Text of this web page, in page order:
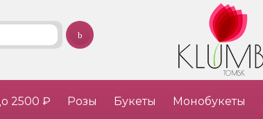
2500 ₽ Розы Букеты Монобукеты